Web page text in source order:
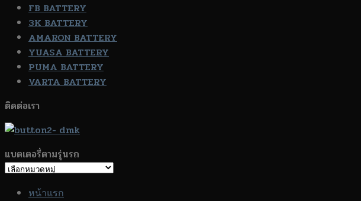
FB BATTERY
3K BATTERY
AMARON BATTERY
YUASA BATTERY
PUMA BATTERY
VARTA BATTERY
ติดต่อเรา
แบตเตอรี่ตามรุ่นรถ
แบตเตอรี่
หน้าแรก